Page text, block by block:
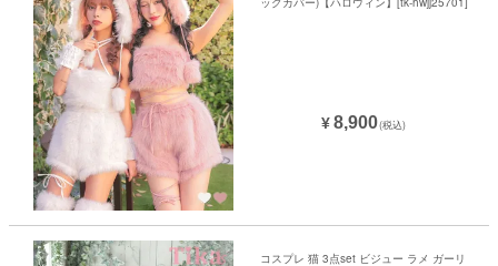
¥ 8,900(税込)
コスプレ 猫 3点set ビジュー ラメ ガーリ